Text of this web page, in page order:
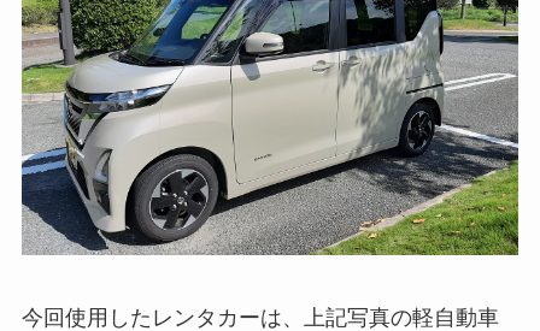
今回使用したレンタカーは、上記写真の軽自動車